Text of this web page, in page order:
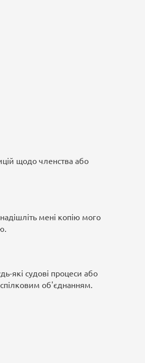
щодо членства або
мені копію мого
які судові процеси або
об'єднанням.